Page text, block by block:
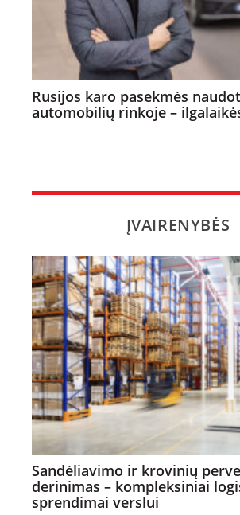
Rusijos karo pasekmės
automobilių rinkoje –
ĮVAIRENYBĖS
Sandėliavimo ir krovinių
derinimas – kompleksiniai
sprendimai verslui